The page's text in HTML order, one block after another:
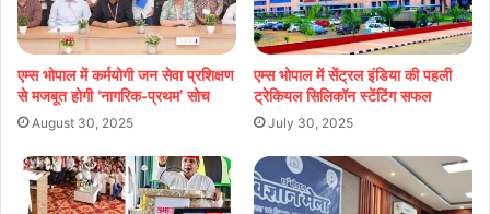
एम्स भोपाल में कर्मयोगी जन सेवा प्रशिक्षण
से मजबूत होगी ‘नागरिक-प्रथम’ सोच
August 30, 2025
एम्स भोपाल में सेंट्रल इंडिया की पहली
ट्रेकियल सिलिकॉन स्टेंटिंग सफल
July 30, 2025